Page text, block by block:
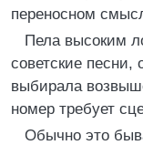
переносном
Пела высоким
советские песни,
выбирала
номер требует
Обычно это